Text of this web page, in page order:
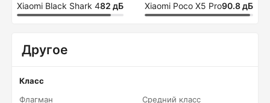
Xiaomi Black Shark 482 дБ Xiaomi Poco X5 Pro90.8 дБ
Другое
Класс
Флагман
Средний класс